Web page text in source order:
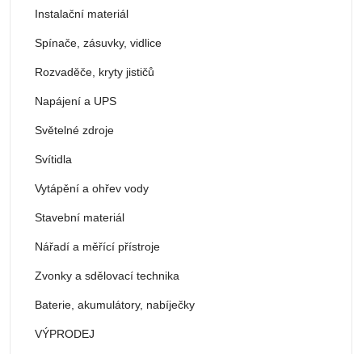
Instalační materiál
Spínače, zásuvky, vidlice
Rozvaděče, kryty jističů
Napájení a UPS
Světelné zdroje
Svítidla
Vytápění a ohřev vody
Stavební materiál
Nářadí a měřící přístroje
Zvonky a sdělovací technika
Baterie, akumulátory, nabíječky
VÝPRODEJ